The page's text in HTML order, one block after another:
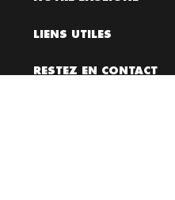
LIENS UTILES
RESTEZ EN CONTACT